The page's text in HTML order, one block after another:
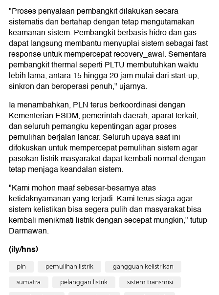
"Proses penyalaan pembangkit dilakukan secara
sistematis dan bertahap dengan tetap mengutamakan
keamanan sistem. Pembangkit berbasis hidro dan gas
dapat langsung membantu menyuplai sistem sebagai fast
response untuk mempercepat recovery_awal. Sementara
pembangkit thermal seperti PLTU membutuhkan waktu
lebih lama, antara 15 hingga 20 jam mulai dari start-up,
sinkron dan beroperasi penuh," ujarnya.
Ia menambahkan, PLN terus berkoordinasi dengan
Kementerian ESDM, pemerintah daerah, aparat terkait,
dan seluruh pemangku kepentingan agar proses
pemulihan berjalan lancar. Seluruh upaya saat ini
difokuskan untuk mempercepat pemulihan sistem agar
pasokan listrik masyarakat dapat kembali normal dengan
tetap menjaga keandalan sistem.
"Kami mohon maaf sebesar-besarnya atas
ketidaknyamanan yang terjadi. Kami terus siaga agar
sistem kelistikan bisa segera pulih dan masyarakat bisa
kembali menikmati listrik dengan secepat mungkin," tutup
Darmawan.
(ily/hns)
pln pemulihan listrik gangguan kelistrikan
sumatra pelanggan listrik sistem transmisi